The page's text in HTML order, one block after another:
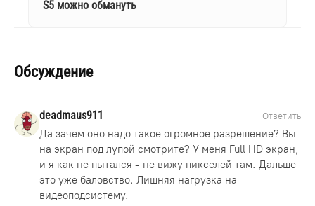
S5 можно обмануть
Обсуждение
deadmaus911 Ответить
Да зачем оно надо такое огромное разрешение? Вы
на экран под лупой смотрите? У меня Full HD экран,
и я как не пытался - не вижу пикселей там. Дальше
это уже баловство. Лишняя нагрузка на
видеоподсистему.